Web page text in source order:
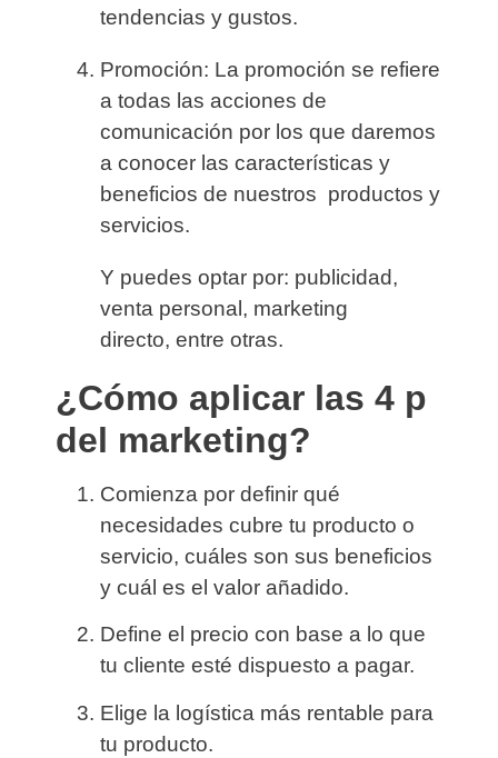
tendencias y gustos.
Promoción: La promoción se refiere
a todas las acciones de
comunicación por los que daremos
a conocer las características y
beneficios de nuestros productos y
servicios.
Y puedes optar por: publicidad,
venta personal, marketing
directo, entre otras.
¿Cómo aplicar las 4 p
del marketing?
Comienza por definir qué
necesidades cubre tu producto o
servicio, cuáles son sus beneficios
y cuál es el valor añadido.
Define el precio con base a lo que
tu cliente esté dispuesto a pagar.
Elige la logística más rentable para
tu producto.